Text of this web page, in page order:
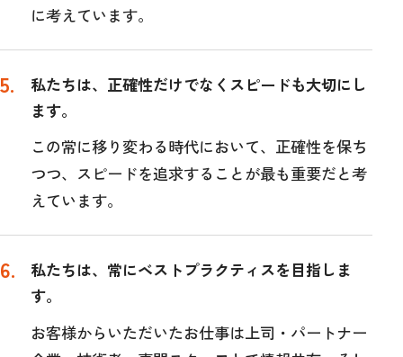
に考えています。
私たちは、正確性だけでなくスピードも大切にし
ます。
この常に移り変わる時代において、正確性を保ち
つつ、スピードを追求することが最も重要だと考
えています。
私たちは、常にベストプラクティスを目指しま
す。
お客様からいただいたお仕事は上司・パートナー